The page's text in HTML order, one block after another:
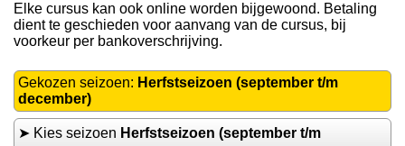
Elke cursus kan ook online worden bijgewoond. Betaling
dient te geschieden voor aanvang van de cursus, bij
voorkeur per bankoverschrijving.
Gekozen seizoen: Herfstseizoen (september t/m
december)
➤ Kies seizoen Herfstseizoen (september t/m